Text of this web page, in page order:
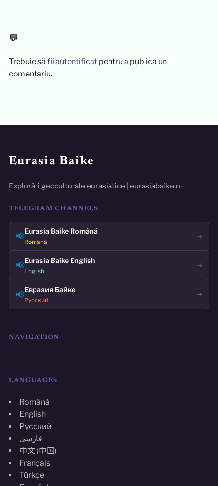
💬
Trebuie să fii autentificatpentru a publica un
comentariu.
Eurasia Baike
Explorări geoculturale eurasiatice | eurasiabaike.ro
TELEGRAM CHANNELS
📢Eurasia Baike Română
Română
→
📢Eurasia Baike English
English
→
📢Евразия Байке
Русский
→
NAVIGATION
LANGUAGES
Română
English
Русский
فارسی
中文 (中国)
Français
Türkçe